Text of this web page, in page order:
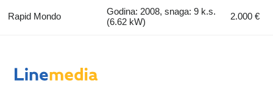
Rapid Mondo
Godina: 2008, snaga: 9 k.s.
(6.62 kW)
2.000 €